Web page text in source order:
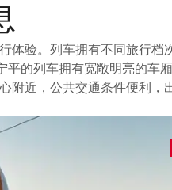
验。列车拥有不同旅行档
的列车拥有宽敞明亮的车
附近，公共交通条件便利，